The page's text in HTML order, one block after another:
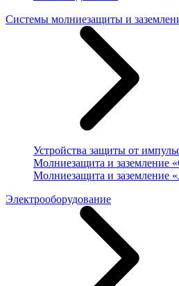
Системы молниезащиты и
Устройства защиты от
Молниезащита и заземление
Молниезащита и заземление
Электрооборудование